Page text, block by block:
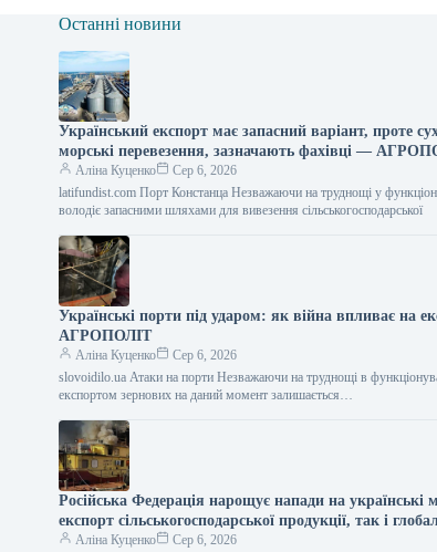
Останні новини
Український експорт має запасний варіант, проте
морські перевезення, зазначають фахівці —
Аліна Куценко
Сер 6, 2026
latifundist.com Порт Констанца Незважаючи на труднощі у
володіє запасними шляхами для вивезення сільськогосподарської
Українські порти під ударом: як війна впливає на
АГРОПОЛІТ
Аліна Куценко
Сер 6, 2026
slovoidilo.ua Атаки на порти Незважаючи на труднощі в
експортом зернових на даний момент залишається…
Російська Федерація нарощує напади на українські
експорт сільськогосподарської продукції, так і
АГРОПОЛІТ
Аліна Куценко Сер 6, 2026